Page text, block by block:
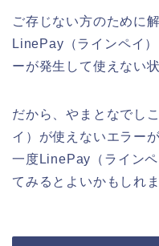
ご存じない方のために
LinePay（ラインペイ
ーが発生して使えない
だから、やまとなでし
イ）が使えないエラー
一度LinePay（ライン
てみるとよいかもしれま